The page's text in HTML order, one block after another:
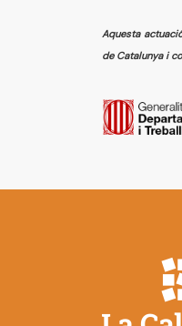
Aquesta
de Catalunya i